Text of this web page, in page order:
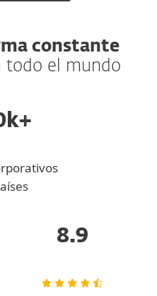
constante
el mundo
8.9